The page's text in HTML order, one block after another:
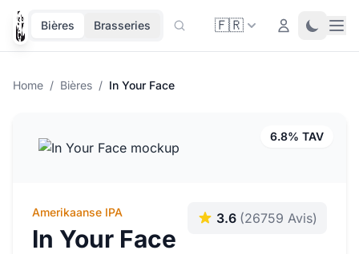
Bières Brasseries 🇫🇷 Login Toggle
Home / Bières / In Your Face
6.8% TAV
Amerikaanse IPA
In Your Face
3.6 (26759 Avis)